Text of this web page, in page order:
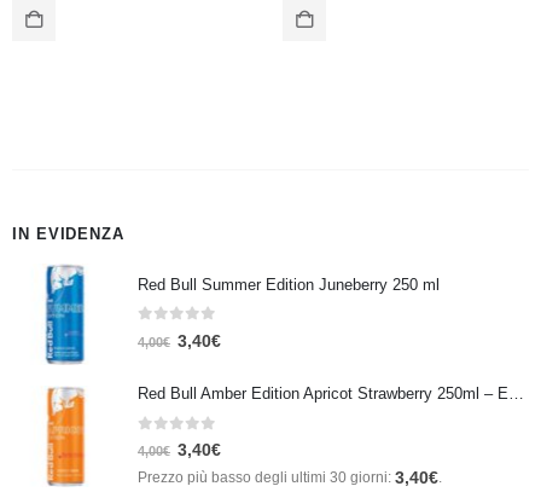
IN EVIDENZA
Red Bull Summer Edition Juneberry 250 ml
Su 5
4,00€ 3,40€
Red Bull Amber Edition Apricot Strawberry 250ml – Energy Drink Albicocca e Fragola
Su 5
4,00€ 3,40€
Prezzo più basso degli ultimi 30 giorni: 3,40€